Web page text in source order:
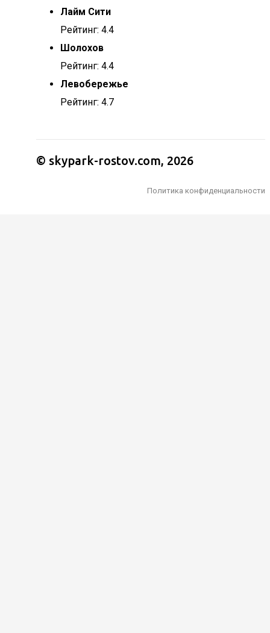
Лайм Сити
Рейтинг: 4.4
Шолохов
Рейтинг: 4.4
Левобережье
Рейтинг: 4.7
© skypark-rostov.com, 2026
Политика конфиденциальности